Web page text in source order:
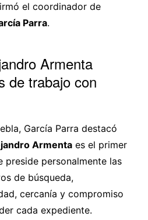
el coordinador de
Parra.
Armenta
de trabajo con
García Parra destacó
Armentaes el primer
preside personalmente las
de búsqueda,
cercanía y compromiso
cada expediente.